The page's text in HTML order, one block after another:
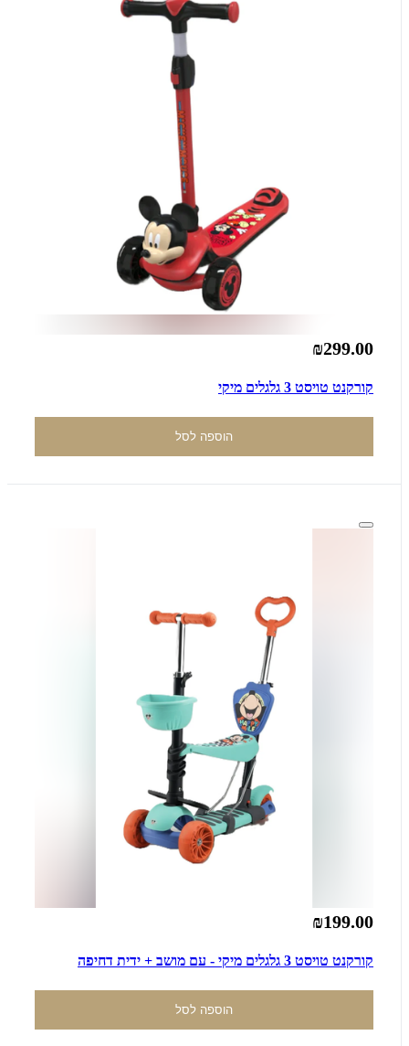
₪299.00
קורקנט טויסט 3 גלגלים מיקי
הוספה לסל
₪199.00
קורקנט טויסט 3 גלגלים מיקי - עם מושב + ידית דחיפה
הוספה לסל